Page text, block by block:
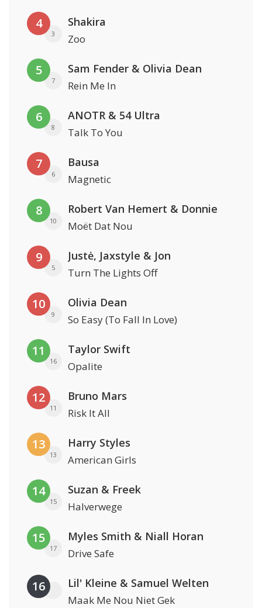
4
3
Shakira
Zoo
5
7
Sam Fender & Olivia Dean
Rein Me In
6
8
ANOTR & 54 Ultra
Talk To You
7
6
Bausa
Magnetic
8
10
Robert Van Hemert & Donnie
Moët Dat Nou
9
5
Justė, Jaxstyle & Jon
Turn The Lights Off
10
9
Olivia Dean
So Easy (To Fall In Love)
11
16
Taylor Swift
Opalite
12
11
Bruno Mars
Risk It All
13
13
Harry Styles
American Girls
14
15
Suzan & Freek
Halverwege
15
17
Myles Smith & Niall Horan
Drive Safe
16 Lil' Kleine & Samuel Welten
Maak Me Nou Niet Gek